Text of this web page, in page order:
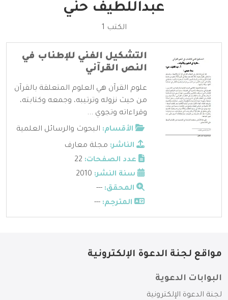
عبداللطيف حني
الكتب 1
التشكيل الفني للإطناب في
النص القرآني
علوم القرآن هي العلوم المتعلقة بالقرآن
من حيث نزوله وترتيبه، وجمعه وكتابته،
وقراءاته وتجوي ...
الأقسام: البحوث والرسائل العلمية
الناشر: مجلة معارف
عدد الصفحات:
سنة النشر:
المحقق: ---
المترجم: ---
مواقع لجنة الدعوة الإلكترونية
البوابات الدعوية
لجنة الدعوة الإلكترونية